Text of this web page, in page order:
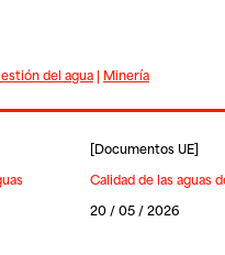
del agua| Minería
[Documentos UE]
Calidad de las aguas
20 / 05 / 2026